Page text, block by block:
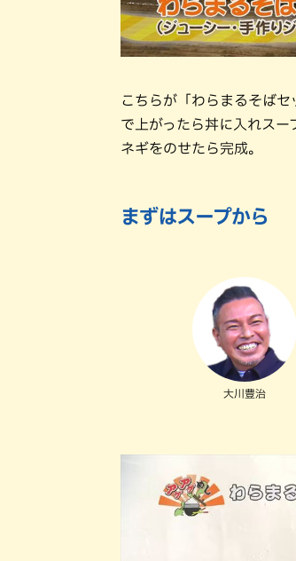
こちらが「わらまるそば
で上がったら丼に入れスー
ネギをのせたら完成。
まずはスープから
大川豊治